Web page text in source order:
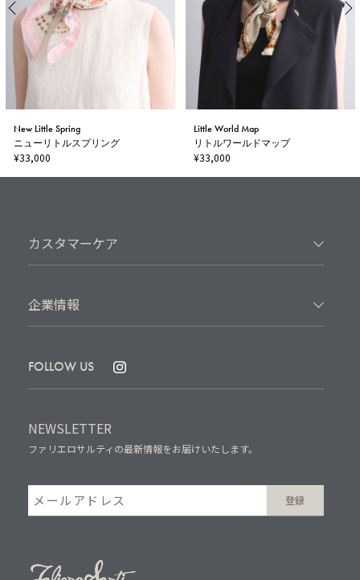
New Little Spring
ニューリトルスプリング
¥33,000
Little World Map
リトルワールドマップ
¥33,000
カスタマーケア
企業情報
FOLLOW US
NEWSLETTER
ファリエロサルティの最新情報をお届けいたします。